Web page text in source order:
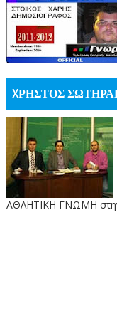
XΡΗΣΤΟΣ
ΑΘΛΗΤΙΚΗ ΓΝΩΜΗ